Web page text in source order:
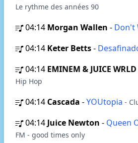
Le rythme des années 90
04:14 Morgan Wallen - Don't
04:14 Keter Betts-
04:14 EMINEM & JUICE WRLD
Hip Hop
04:14 Cascada -YOUtopia -
04:14 Juice Newton - Queen
FM - good times only